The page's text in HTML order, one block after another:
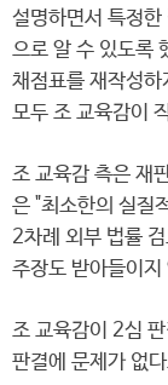
설명하면서 특정
으로 알 수 있도록
채점표를 재작성
모두 조 교육감이
조 교육감 측은 재
은 "최소한의 실질
2차례 외부 법률
주장도 받아들이지
조 교육감이 2심
판결에 문제가 없